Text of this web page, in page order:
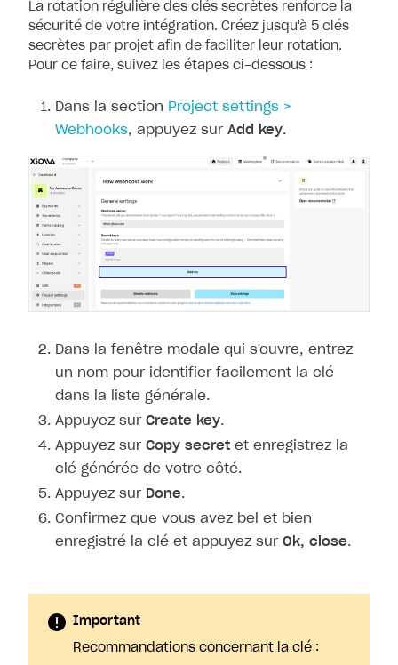
La rotation régulière des clés secrètes renforce la
sécurité de votre
intégration. Créez jusqu'à 5 clés
secrètes par projet afin de faciliter leur rotation.
Pour ce faire, suivez les étapes ci-dessous :
Dans la section Project settings >
Webhooks, appuyez sur Add key.
Dans la fenêtre modale qui s'ouvre, entrez
un nom pour identifier facilement la clé
dans la liste générale.
Appuyez sur Create key.
Appuyez sur Copy secret et enregistrez la
clé générée de votre côté.
Appuyez sur Done.
Confirmez que vous avez bel et bien
enregistré la clé et appuyez sur Ok, close.
Important
Recommandations concernant la clé :